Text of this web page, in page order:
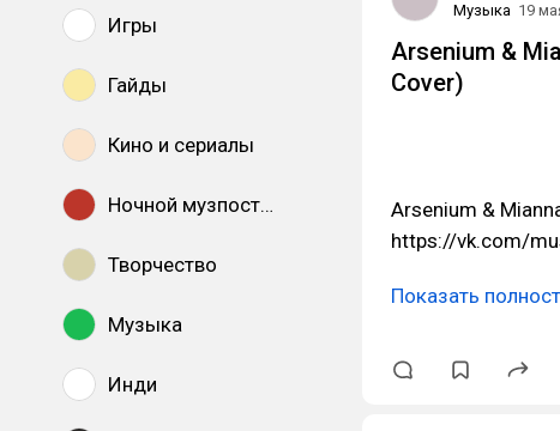
Игры
Гайды
Кино и сериалы
Ночной музпостинг
Творчество
Музыка
Инди
Музыка 19
Arsenium &
Cover)
Arsenium &
https://vk.com/
Показать